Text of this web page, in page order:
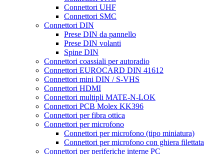
Connettori UHF
Connettori SMC
Connettori DIN
Prese DIN da pannello
Prese DIN volanti
Spine DIN
Connettori coassiali per autoradio
Connettori EUROCARD DIN 41612
Connettori mini DIN / S-VHS
Connettori HDMI
Connettori multipli MATE-N-LOK
Connettori PCB Molex KK396
Connettori per fibra ottica
Connettori per microfono
Connettori per microfono (tipo miniatura)
Connettori per microfono con ghiera filettata
Connettori per periferiche interne PC